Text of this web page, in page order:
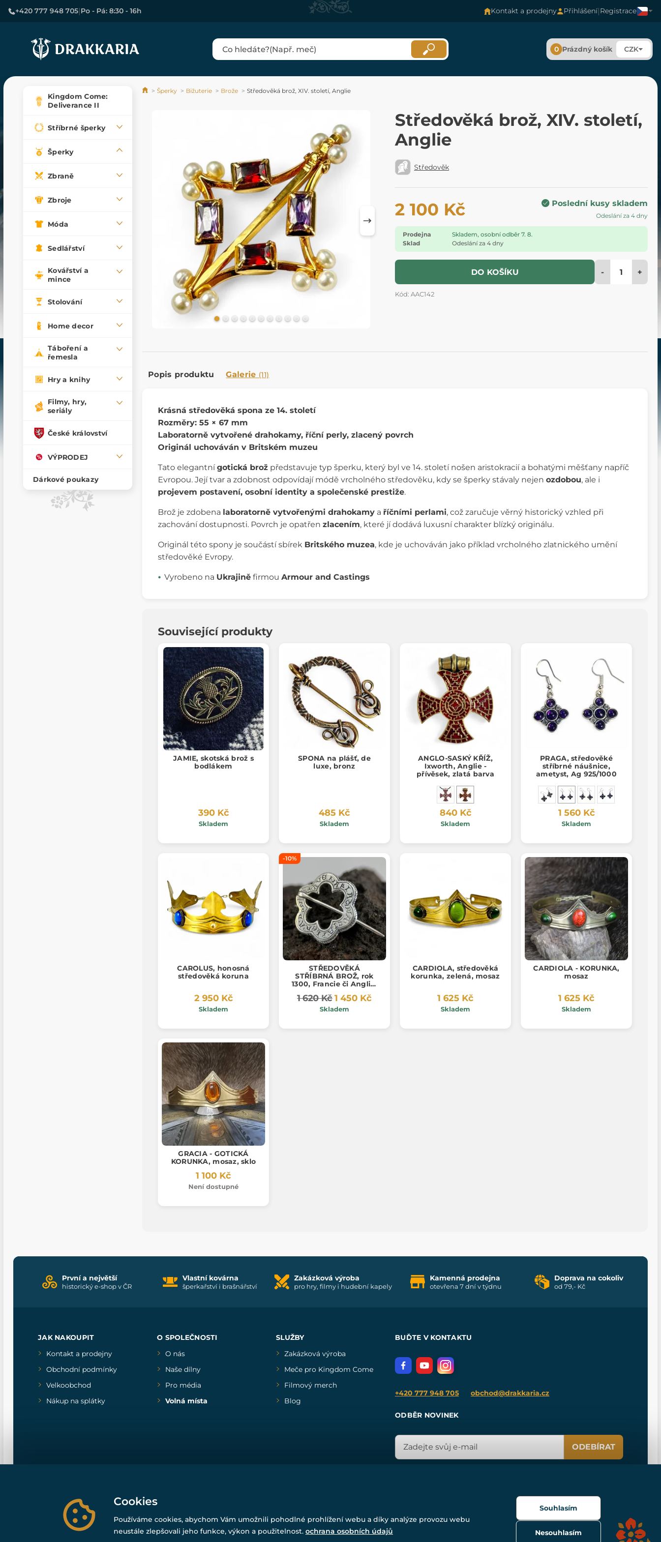
+420 777 948 705|Po - Pá: 8:30 - 16h Kontakt a prodejny Přihlášení|Registrace
0 Prázdný košík CZK
Kingdom Come:
Deliverance II
Stříbrné šperky
Šperky
Zbraně
Zbroje
Móda
Sedlářství
Kovářství a
mince
Stolování
Home decor
Táboření a
řemesla
Hry a knihy
Filmy, hry,
seriály
České království
VÝPRODEJ
Dárkové poukazy
Šperky Bižuterie Brože Středověká brož, XIV. století, Anglie
Středověká brož, XIV. století,
Anglie
Středověk
2 100 Kč Poslední kusy skladem
Odeslání za 4 dny
Prodejna
Skladem, osobní odběr 7. 8.
Sklad
Odeslání za 4 dny
DO KOŠÍKU - +
Kód: AAC142
Popis produktu Galerie (11)
Krásná středověká spona ze 14. století
Rozměry: 55 × 67 mm
Laboratorně vytvořené drahokamy, říční perly, zlacený povrch
Originál uchováván v Britském muzeu
Tato elegantnígotická brož představuje typ šperku, který byl ve 14. století nošen aristokracií a bohatými měšťany napříč
Evropou. Její tvar a zdobnost odpovídají módě vrcholného středověku, kdy se šperky stávaly nejen ozdobou, ale i
projevem postavení, osobní identity a společenské prestiže.
Brož je zdobena laboratorně vytvořenými drahokamy a říčními perlami, což zaručuje věrný historický vzhled při
zachování dostupnosti. Povrch je opatřen zlacením, které jí dodává luxusní charakter blízký originálu.
Originál této spony je součástí sbírek Britského muzea, kde je uchováván jako příklad vrcholného zlatnického umění
středověké Evropy.
Vyrobeno na Ukrajině firmou Armour and Castings
Související produkty
JAMIE, skotská brož s
bodlákem
390 Kč
Skladem
SPONA na plášť, de
luxe, bronz
485 Kč
Skladem
ANGLO-SASKÝ KŘÍŽ,
Ixworth, Anglie -
přívěsek, zlatá barva
840 Kč
Skladem
PRAGA, středověké
stříbrné náušnice,
ametyst, Ag 925/1000
1 560 Kč
Skladem
CAROLUS, honosná
středověká koruna
2 950 Kč
Skladem
-10%
STŘEDOVĚKÁ
STŘÍBRNÁ BROŽ, rok
1300, Francie či Anglie,
1 620 Kč1 450 Kč
Skladem
CARDIOLA, středověká
korunka, zelená, mosaz
1 625 Kč
Skladem
CARDIOLA - KORUNKA,
mosaz
1 625 Kč
Skladem
GRACIA - GOTICKÁ
KORUNKA, mosaz, sklo
1 100 Kč
Není dostupné
První a největší
historický e-shop v ČR
Vlastní kovárna
šperkařství i brašnářství
Zakázková výroba
pro hry, filmy i hudební kapely
Kamenná prodejna
otevřena 7 dní v týdnu
Doprava na cokoliv
od 79,- Kč
JAK NAKOUPIT
Kontakt a prodejny
Obchodní podmínky
Velkoobchod
Nákup na splátky
O SPOLEČNOSTI
O nás
Naše dílny
Pro média
Volná místa
SLUŽBY
Zakázková výroba
Meče pro Kingdom Come
Filmový merch
Blog
BUĎTE V KONTAKTU
+420 777 948 705 obchod@drakkaria.cz
ODBĚR NOVINEK
ODEBÍRAT
Powered bySimplia.cz, protected by reCAPTCHA.
Cookies
Používáme cookies, abychom Vám umožnili pohodlné prohlížení webu a díky analýze provozu webu
neustále zlepšovali jeho funkce, výkon a použitelnost. ochrana osobních údajů Nesouhlasím
Souhlasím